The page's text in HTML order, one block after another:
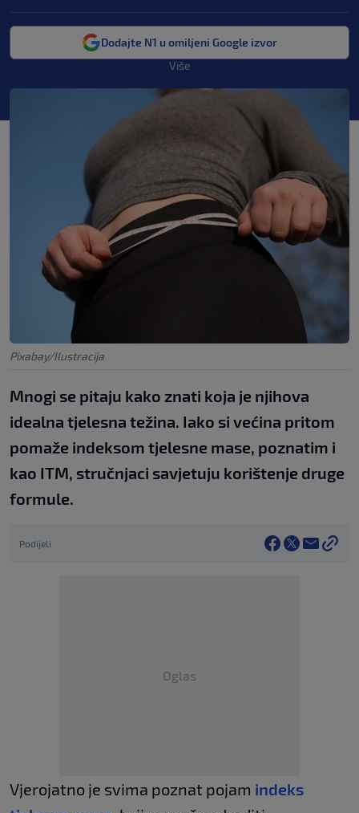
Dodajte N1 u omiljeni Google izvor
Više
Pixabay/Ilustracija
Mnogi se pitaju kako znati koja je njihova
idealna tjelesna težina. Iako si većina pritom
pomaže indeksom tjelesne mase, poznatim i
kao ITM, stručnjaci savjetuju korištenje druge
formule.
Podijeli
Oglas
Vjerojatno je svima poznat pojam indeks